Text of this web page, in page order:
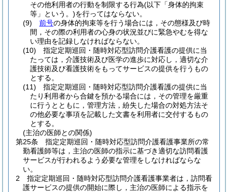
その他利用者の行動を制限する行為(以下「身体的拘束
等」という。)を行ってはならない。
(9)
前号の身体的拘束等を行う場合には，その態様及び時
間，その際の利用者の心身の状況並びに緊急やむを得な
い理由を記録しなければならない。
(10)
指定定期巡回・随時対応型訪問介護看護の提供に当
たっては，介護技術及び医学の進歩に対応し，適切な介
護技術及び看護技術をもってサービスの提供を行うもの
とする。
(11)
指定定期巡回・随時対応型訪問介護看護の提供に当
たり利用者から合鍵を預かる場合には，その管理を厳重
に行うとともに，管理方法，紛失した場合の対処方法そ
の他必要な事項を記載した文書を利用者に交付するもの
とする。
(主治の医師との関係)
第25条
指定定期巡回・随時対応型訪問介護看護事業所の常
勤看護師等は，主治の医師の指示に基づき適切な訪問看護
サービスが行われるよう必要な管理をしなければならな
い。
2
指定定期巡回・随時対応型訪問介護看護事業者は，訪問看
護サービスの提供の開始に際し，主治の医師による指示を